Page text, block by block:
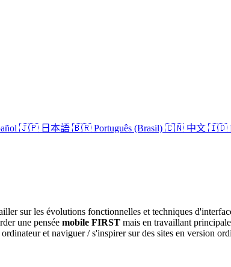
🇯🇵 日本語 🇧🇷 Português (Brasil) 🇨🇳 中文 🇮🇩
sur les évolutions fonctionnelles et techniques
une pensée mobile FIRST mais en travaillant
et naviguer / s'inspirer sur des sites en version